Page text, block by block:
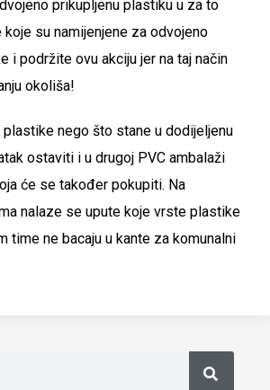
prikupljenu plastiku u za to
su namijenjene za odvojeno
i podržite ovu akciju jer na taj način
okoliša!
nego što stane u dodijeljenu
ostaviti i u drugoj PVC ambalaži
će se također pokupiti. Na
nalaze se upute koje vrste plastike
time ne bacaju u kante za komunalni